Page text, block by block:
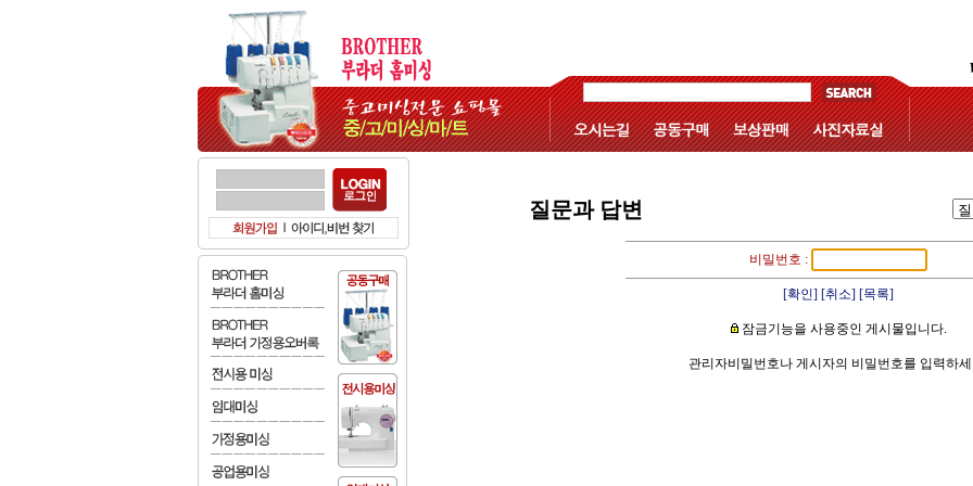
질문과 답변
비밀번호 :
[확인] [취소] [목록]
잠금기능을 사용중인 게시물입니다.
관리자비밀번호나 게시자의 비밀번호를 입력하